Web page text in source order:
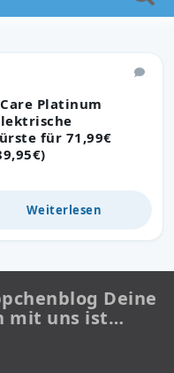
Platinum
für 71,99€
Weiterlesen
Deine
mit uns ist…